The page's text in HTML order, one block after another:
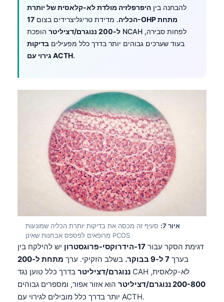
להבחנה בין היפרפלזיה מולדת לא-קלאסית של יותרת
הכליה. מדידת טריגליצרידים בצום 17-OHP מתחת
ל-200 ננוגרם/דציליטר
הופכת NCAH לפחות סבירה,
בעוד שערכים גבוהים יותר בדרך כלל מפעילים בדיקות
גירוי עם ACTH.
איור 7:
סעיף זה מכסה את בדיקות יותרת הכליה שמונעות
מרופאים לפספס אבחנות שאינן PCOS
דגימת הסקר עבור 17-הידרוקסי-פרוגסטרון
יש להילקח בין
בערך 7 ל-9 בבוקר. בשלב הזקיקי. ערך
מתחת ל-200
ננוגרם/דציליטר
בדרך כלל טוען נגד CAH לא-קלאסית,
200-800 ננוגרם/דציליטר
הוא אזור אפור, ומספרים גבוהים
יותר בדרך כלל מובילים לגירוי עם ACTH.
Nederlands
हिन्दी
Հայերեն
Íslenska
Српски језик
Svenska
Bosanski
Azərbaycan dili
Eesti
日本語
ქართული
Lietuvių kalba
Polski
한국어
Slovenščina